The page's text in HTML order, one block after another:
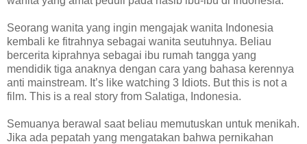
Seorang wanita yang ingin mengajak wanita Indonesia
kembali ke fitrahnya sebagai wanita seutuhnya. Beliau
bercerita kiprahnya sebagai ibu rumah tangga yang
mendidik tiga anaknya dengan cara yang bahasa kerennya
anti mainstream. It’s like watching 3 Idiots. But this is not a
film. This is a real story from Salatiga, Indonesia.
Semuanya berawal saat beliau memutuskan untuk menikah.
Jika ada pepatah yang mengatakan bahwa pernikahan